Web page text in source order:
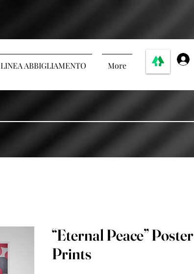
LINEA ABBIGLIAMENTO More
“Eternal Peace” Poster
Prints